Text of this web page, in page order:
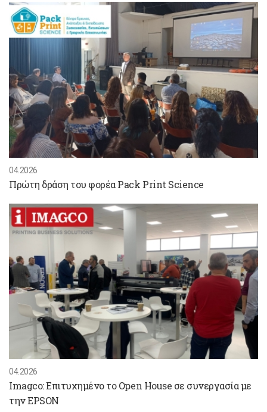
04.2026
Πρώτη δράση του φορέα Pack Print Science
04.2026
Imagco: Επιτυχημένο το Open House σε συνεργασία με
την EPSON